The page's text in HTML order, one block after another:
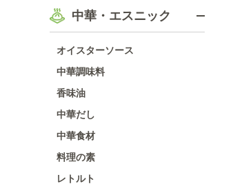
中華・エスニック
オイスターソース
中華調味料
香味油
中華だし
中華食材
料理の素
レトルト